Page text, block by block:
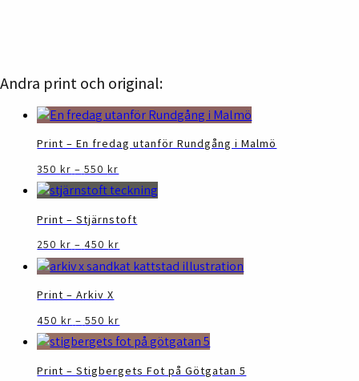
Andra print och original:
Print – En fredag utanför Rundgång i Malmö
350kr – 550kr
350 kr
till
här
produkten
har
varianter.
De
kan
väljas
på
produktsidan
Print – Stjärnstoft
250kr – 450kr
250 kr
till
här
produkten
varianter.
De
Print – Arkiv X
450kr – 550kr
450 kr
till
här
produkten
har
Print – Stigbergets Fot på Götgatan 5